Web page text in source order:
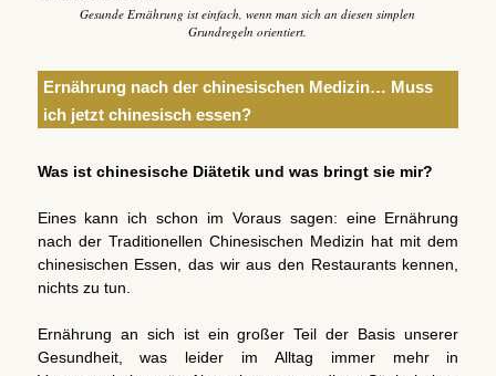
Gesunde Ernährung ist einfach, wenn man sich an diesen simplen
Grundregeln orientiert.
Ernährung nach der chinesischen Medizin… Muss
ich jetzt chinesisch essen?
Was ist chinesische Diätetik und was bringt sie mir?
Eines kann ich schon im Voraus sagen: eine Ernährung
nach der Traditionellen Chinesischen Medizin hat mit dem
chinesischen Essen, das wir aus den Restaurants kennen,
nichts zu tun.
Ernährung an sich ist ein großer Teil der Basis unserer
Gesundheit, was leider im Alltag immer mehr in